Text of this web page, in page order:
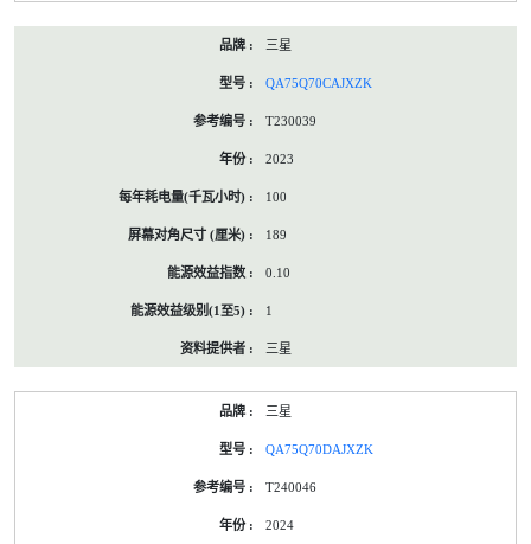
三星
QA75Q70CAJXZK
T230039
2023
100
189
0.10
1
三星
三星
QA75Q70DAJXZK
T240046
2024